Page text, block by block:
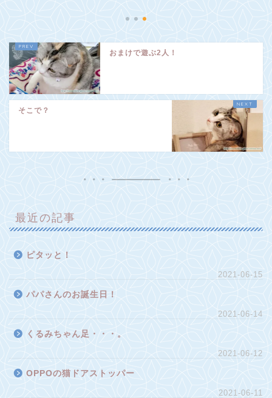
おまけで遊ぶ2人！
そこで？
最近の記事
ピタッと！
2021-06-15
パパさんのお誕生日！
2021-06-14
くるみちゃん足・・・。
2021-06-12
OPPOの猫ドアストッパー
2021-06-11